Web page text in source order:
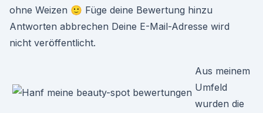
ohne Weizen 🙂 Füge deine Bewertung hinzu
Antworten abbrechen Deine E-Mail-Adresse wird
nicht veröffentlicht.
Aus meinem
Umfeld
wurden die